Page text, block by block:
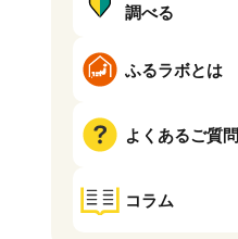
調べる
ふるラボとは
よくあるご質問
コラム